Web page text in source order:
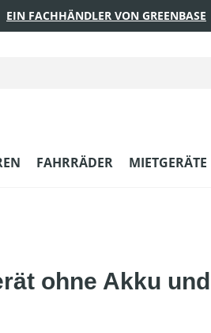
EIN FACHHÄNDLER VON GREENBASE
FAHRRÄDER MIETGERÄTE
ohne Akku